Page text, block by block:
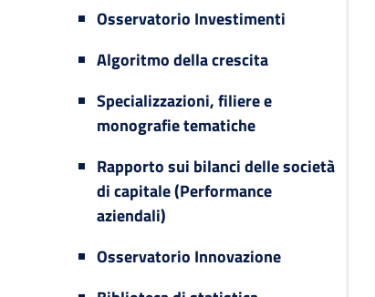
Osservatorio Investimenti
Algoritmo della crescita
Specializzazioni, filiere e
monografie tematiche
Rapporto sui bilanci delle società
di capitale (Performance
aziendali)
Osservatorio Innovazione